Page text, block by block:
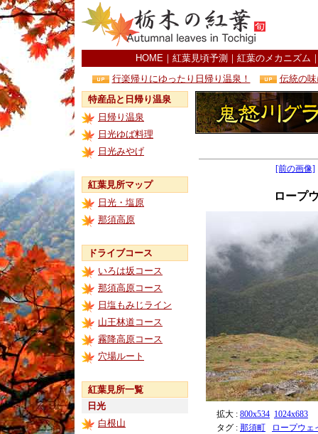
HOME ｜ 紅葉見頃予測 ｜ 紅葉のメカニズム
行楽帰りにゆったり日帰り温泉！
伝統の
特産品と日帰り温泉
日帰り温泉
日光ゆば料理
日光みやげ
紅葉見所マップ
日光・塩原
那須高原
ドライブコース
いろは坂コース
那須高原コース
日塩もみじライン
山王林道コース
霧降高原コース
穴場ルート
紅葉見所一覧
日光
白根山
[前の画像]
ロープ
拡大 : 800x534 1024x683
タグ : 那須町
ロープウェ